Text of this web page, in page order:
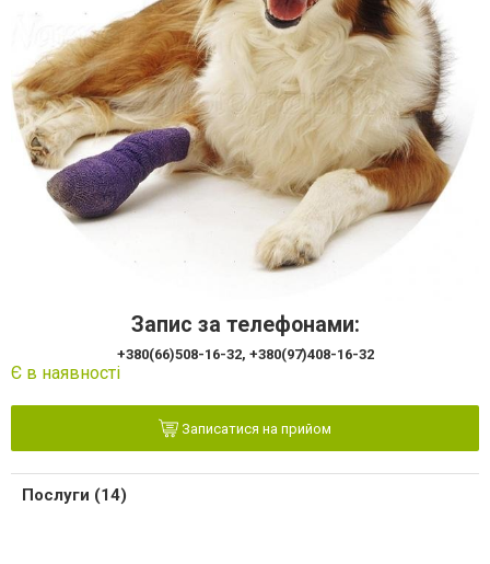
Запис за телефонами:
+380(66)508-16-32, +380(97)408-16-32
Є в наявності
Записатися на прийом
Послуги (14)